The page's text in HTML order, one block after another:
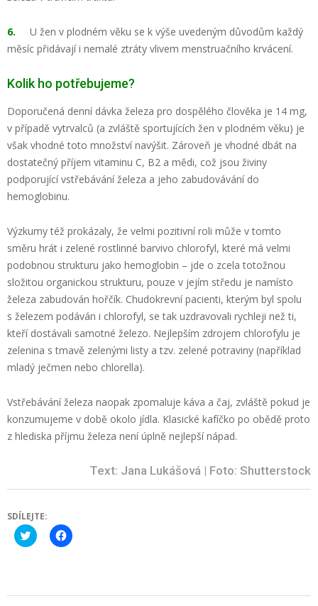
6. U žen v plodném věku se k výše uvedeným důvodům každý
měsíc přidávají i nemalé ztráty vlivem menstruačního krvácení.
Kolik ho potřebujeme?
Doporučená denní dávka železa pro dospělého člověka je 14 mg,
v případě vytrvalců (a zvláště sportujících žen v plodném věku) je
však vhodné toto množství navýšit. Zároveň je vhodné dbát na
dostatečný příjem vitaminu C, B2 a mědi, což jsou živiny
podporující vstřebávání železa a jeho zabudovávání do
hemoglobinu.
Výzkumy též prokázaly, že velmi pozitivní roli může v tomto
směru hrát i zelené rostlinné barvivo chlorofyl, které má velmi
podobnou strukturu jako hemoglobin – jde o zcela totožnou
složitou organickou strukturu, pouze v jejím středu je namísto
železa zabudován hořčík. Chudokrevní pacienti, kterým byl spolu
s železem podáván i chlorofyl, se tak uzdravovali rychleji než ti,
kteří dostávali samotné železo. Nejlepším zdrojem chlorofylu je
zelenina s tmavě zelenými listy a tzv. zelené potraviny (například
mladý ječmen nebo chlorella).
Vstřebávání železa naopak zpomaluje káva a čaj, zvláště pokud je
konzumujeme v době okolo jídla. Klasické kafíčko po obědě proto
z hlediska příjmu železa není úplně nejlepší nápad.
Text: Jana Lukášová | Foto: Shutterstock
SDÍLEJTE:
Click
to
new
Click
to
new